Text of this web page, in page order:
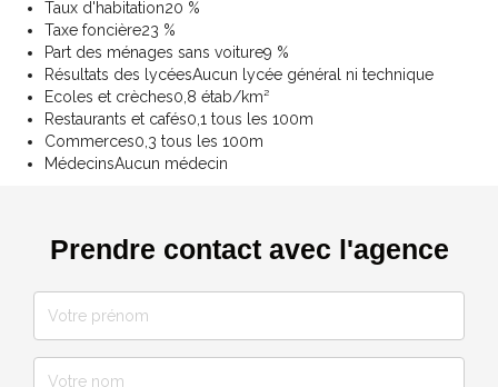
Taux d'habitation20 %
Taxe foncière23 %
Part des ménages sans voiture9 %
Résultats des lycéesAucun lycée général ni technique
Ecoles et crèches0,8 étab/km²
Restaurants et cafés0,1 tous les 100m
Commerces0,3 tous les 100m
MédecinsAucun médecin
Prendre contact avec l'agence